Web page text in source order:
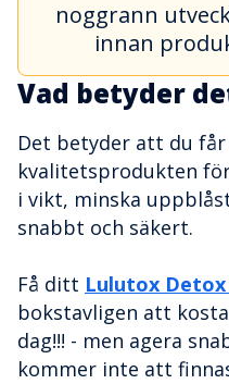
noggrann
innan
Vad betyder
Det betyder att du
kvalitetsprodukten
i vikt, minska
snabbt och säkert.
Få ditt Lulutox Detox
bokstavligen att
dag!!! - men agera
kommer inte att